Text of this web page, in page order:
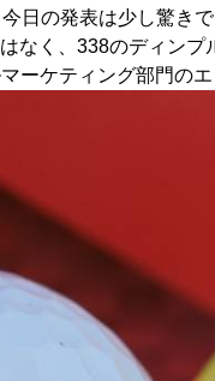
日の発表は少し驚き
なく、338のディン
ーケティング部門のエ